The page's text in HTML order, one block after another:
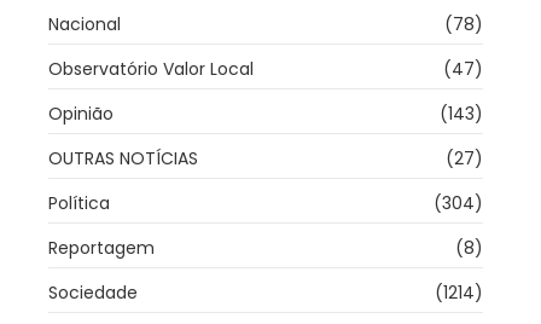
Nacional
(78)
Observatório Valor Local
(47)
Opinião
(143)
OUTRAS NOTÍCIAS
(27)
Política
(304)
Reportagem
(8)
Sociedade
(1214)